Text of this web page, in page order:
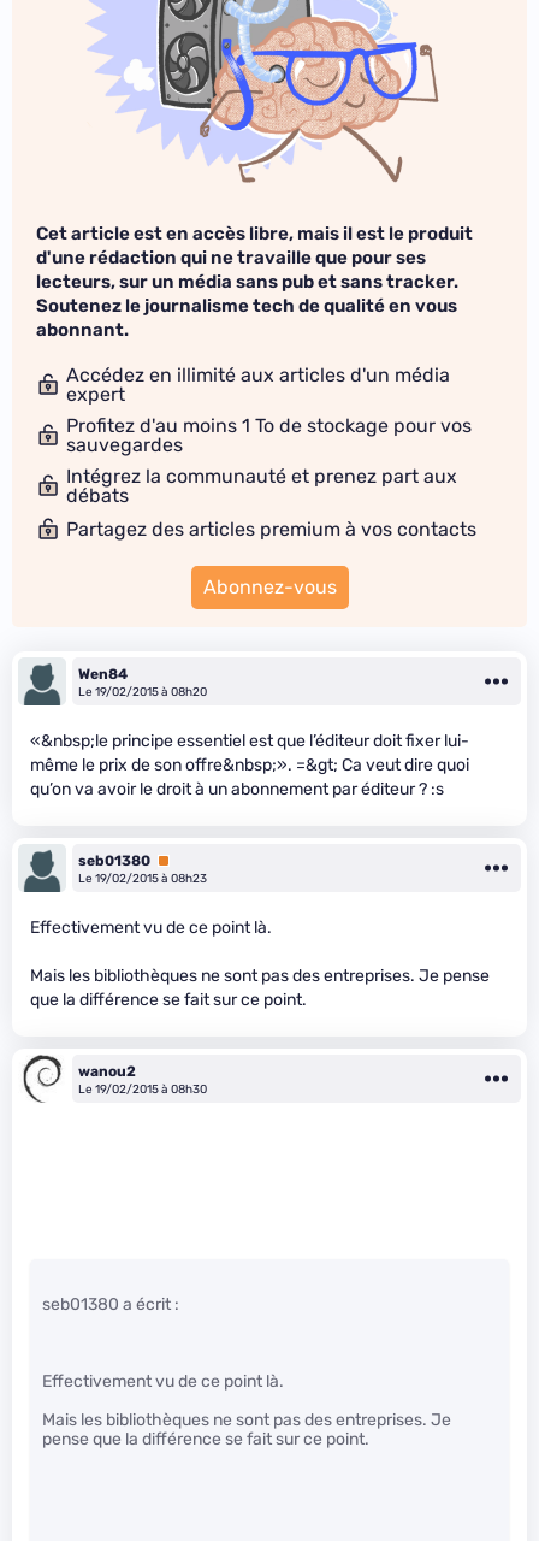
Cet article est en accès libre, mais il est le produit
d'une rédaction qui ne travaille que pour ses
lecteurs, sur un média sans pub et sans tracker.
Soutenez le journalisme tech de qualité en vous
abonnant.
Accédez en illimité aux articles d'un média
expert
Profitez d'au moins 1 To de stockage pour vos
sauvegardes
Intégrez la communauté et prenez part aux
débats
Partagez des articles premium à vos contacts
Abonnez-vous
Wen84
Le 19/02/2015 à 08h20
«&nbsp;le principe essentiel est que l’éditeur doit fixer lui-
même le prix de son offre&nbsp;». =&gt; Ca veut dire quoi
qu’on va avoir le droit à un abonnement par éditeur ? :s
seb01380 Premium
Le 19/02/2015 à 08h23
Effectivement vu de ce point là.
Mais les bibliothèques ne sont pas des entreprises. Je pense
que la différence se fait sur ce point.
wanou2
Le 19/02/2015 à 08h30
seb01380 a écrit :
Effectivement vu de ce point là.
Mais les bibliothèques ne sont pas des entreprises. Je
pense que la différence se fait sur ce point.